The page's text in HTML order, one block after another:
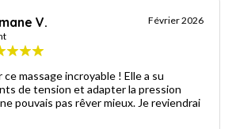
V. Février 2026
ce massage incroyable ! Elle a su
de tension et adapter la pression
pouvais pas rêver mieux. Je reviendrai